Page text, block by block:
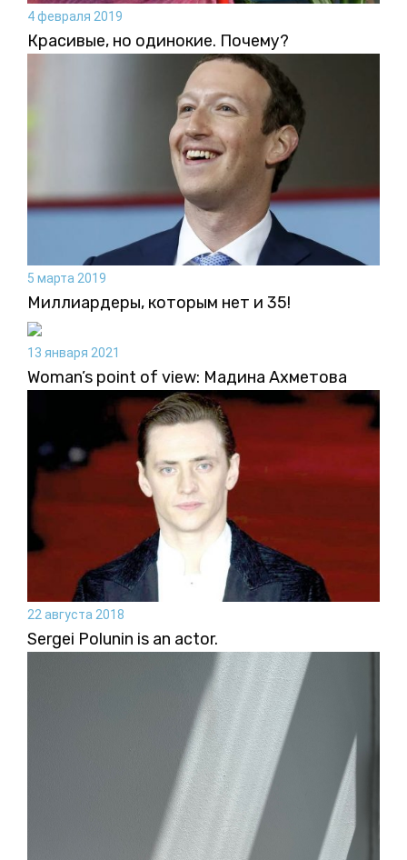
4 февраля 2019
Красивые, но одинокие. Почему?
5 марта 2019
Миллиардеры, которым нет и 35!
13 января 2021
Woman’s point of view: Мадина Ахметова
22 августа 2018
Sergei Polunin is an actor.